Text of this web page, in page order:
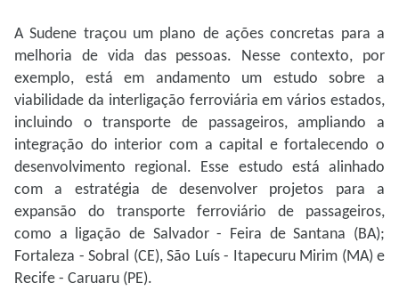
A Sudene traçou um plano de ações concretas para a
melhoria de vida das pessoas. Nesse contexto, por
exemplo, está em andamento um estudo sobre a
viabilidade da interligação ferroviária em vários estados,
incluindo o transporte de passageiros, ampliando a
integração do interior com a capital e fortalecendo o
desenvolvimento regional. Esse estudo está alinhado
com a estratégia de desenvolver projetos para a
expansão do transporte ferroviário de passageiros,
como a ligação de Salvador - Feira de Santana (BA);
Fortaleza - Sobral (CE), São Luís - Itapecuru Mirim (MA) e
Recife - Caruaru (PE).